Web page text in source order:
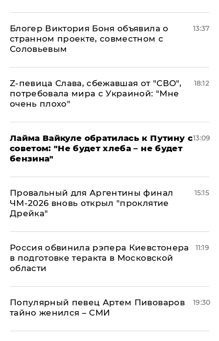
Блогер Виктория Боня объявила о
странном проекте, совместном с
Соловьевым
13:37
Z-певица Слава, сбежавшая от "СВО",
потребовала мира с Украиной: "Мне
очень плохо"
18:12
Лайма Вайкуле обратилась к Путину с
советом: "Не будет хлеба – не будет
бензина"
13:09
Провальный для Аргентины финал
ЧМ-2026 вновь открыл "проклятие
Дрейка"
15:15
Россия обвинила рэпера Киевстонера
в подготовке теракта в Московской
области
11:19
Популярный певец Артем Пивоваров
тайно женился – СМИ
19:30